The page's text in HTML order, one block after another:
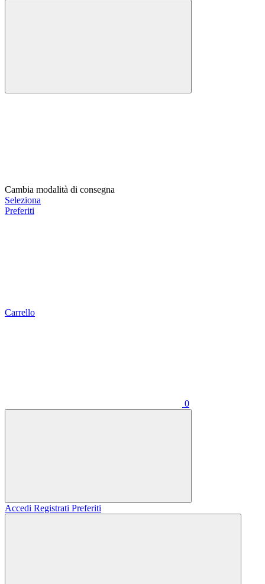
Cambia modalità di consegna
Seleziona
Preferiti
Carrello
0
Accedi Registrati Preferiti